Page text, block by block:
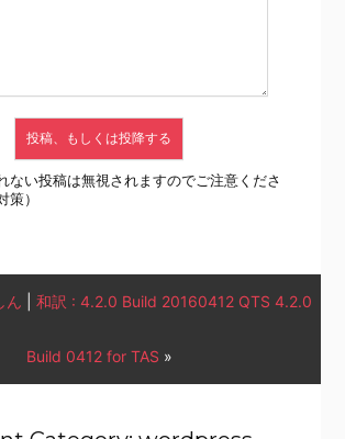
ない投稿は無視されますのでご注意くださ
策）
ん 和訳 : 4.2.0 Build 20160412 QTS 4.2.0
Build 0412 for TAS »